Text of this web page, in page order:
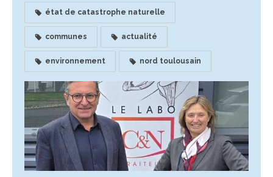
état de catastrophe naturelle
communes actualité
environnement nord toulousain